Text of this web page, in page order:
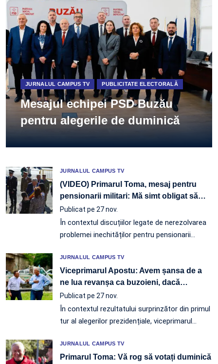
JURNALUL CAMPUS TV PUBLICITATE ELECTORALĂ
Mesajul echipei PSD Buzău
pentru alegerile de duminică
JURNALUL CAMPUS TV
(VIDEO) Primarul Toma, mesaj pentru
pensionarii militari: Mă simt obligat să…
Publicat pe 27 nov.
În contextul discuțiilor legate de nerezolvarea
problemei inechităților pentru pensionarii…
JURNALUL CAMPUS TV
Viceprimarul Apostu: Avem șansa de a
ne lua revanșa ca buzoieni, dacă…
Publicat pe 27 nov.
În contextul rezultatului surprinzător din primul
tur al alegerilor prezidențiale, viceprimarul…
JURNALUL CAMPUS TV
Primarul Toma: Vă rog să votați duminică